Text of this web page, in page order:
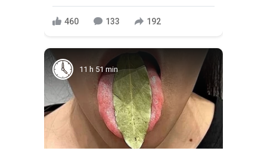
460 133 192
11 h 51 min